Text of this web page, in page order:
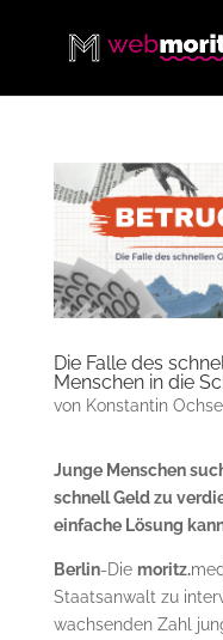
Die Falle des
Menschen in die
von Konstantin
Junge Menschen
schnell Geld zu
einfache Lösung
Berlin-Die moritz.
Staatsanwalt zu
wachsenden Zahl